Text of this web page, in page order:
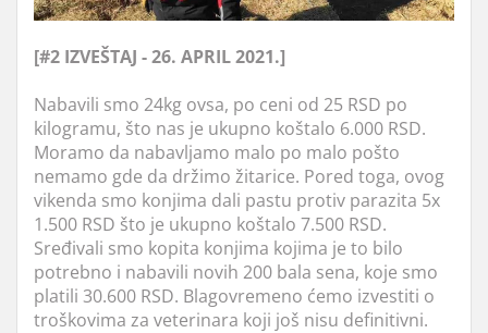
[#2 IZVEŠTAJ - 26. APRIL 2021.]
Nabavili smo 24kg ovsa, po ceni od 25 RSD po
kilogramu, što nas je ukupno koštalo 6.000 RSD.
Moramo da nabavljamo malo po malo pošto
nemamo gde da držimo žitarice. Pored toga, ovog
vikenda smo konjima dali pastu protiv parazita 5x
1.500 RSD što je ukupno koštalo 7.500 RSD.
Sređivali smo kopita konjima kojima je to bilo
potrebno i nabavili novih 200 bala sena, koje smo
platili 30.600 RSD. Blagovremeno ćemo izvestiti o
troškovima za veterinara koji još nisu definitivni.